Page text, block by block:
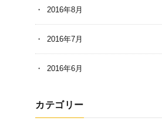
2016年8月
2016年7月
2016年6月
カテゴリー